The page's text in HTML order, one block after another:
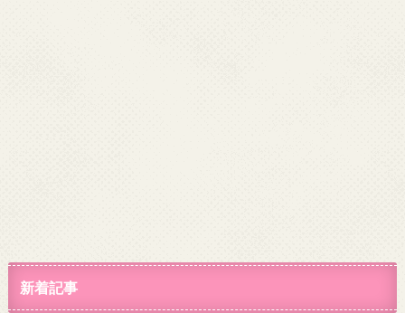
新着記事